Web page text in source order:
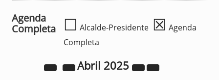
Agenda
Completa
☐ Alcalde-Presidente ☒ Agenda
Completa
Abril 2025